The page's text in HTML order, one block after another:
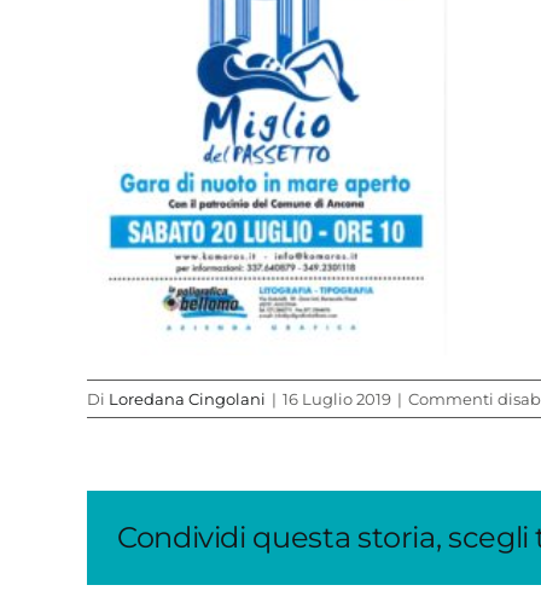
Di Loredana Cingolani | 16 Luglio 2019 | Commenti
Condividi questa storia, scegli